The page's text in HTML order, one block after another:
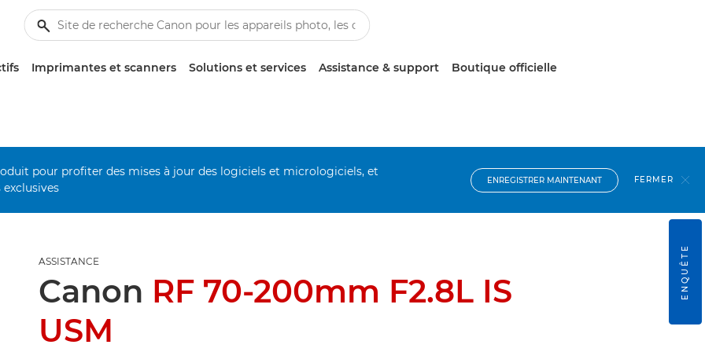
Imprimantes et scanners Solutions et services Assistance & support Boutique officielle
pour profiter des mises à jour des logiciels et micrologiciels, et
ENREGISTRER MAINTENANT FERMER
ASSISTANCE
Canon RF 70-200mm F2.8L IS
USM
ENQUÊTE